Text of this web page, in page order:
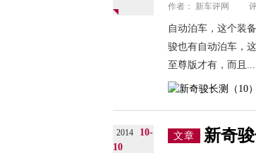
作者： 新车评网
自动泊车，这个装
骏也有自动泊车，
至尊版才有，而且...
2014
10-
10
文章 新奇